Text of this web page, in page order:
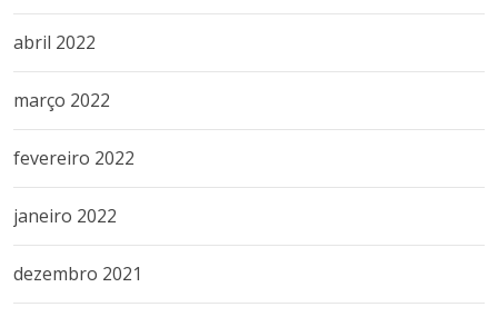
abril 2022
março 2022
fevereiro 2022
janeiro 2022
dezembro 2021